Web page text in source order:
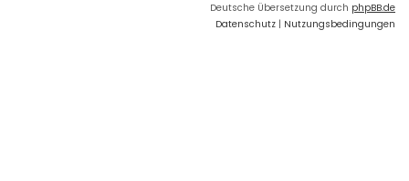
Deutsche Übersetzung durch phpBB.de
Datenschutz | Nutzungsbedingungen